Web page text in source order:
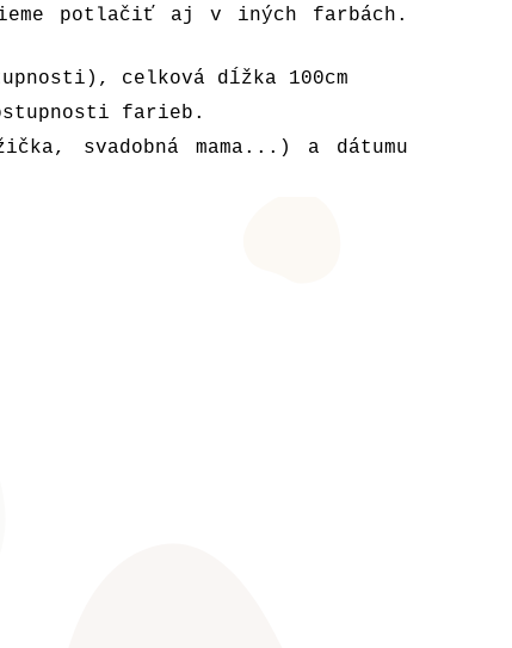
potlačiť aj v iných farbách.
celková dĺžka 100cm
farieb.
svadobná mama...) a dátumu